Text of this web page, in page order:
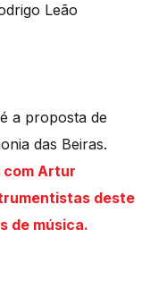
Leão
a proposta de
das Beiras.
com Artur
deste
de música.